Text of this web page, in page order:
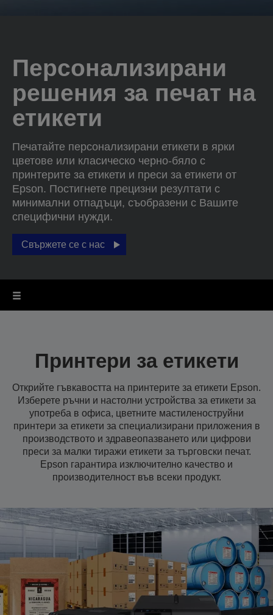
Персонализирани
решения за печат на
етикети
Печатайте персонализирани етикети в ярки
цветове или класическо черно-бяло с
принтерите за етикети и преси за етикети от
Epson. Постигнете прецизни резултати с
минимални отпадъци, съобразени с Вашите
специфични нужди.
Свържете се с нас
Принтери за етикети
Открийте гъвкавостта на принтерите за етикети Epson.
Изберете ръчни и настолни устройства за етикети за
употреба в офиса, цветните мастиленоструйни
принтери за етикети за специализирани приложения в
производството и здравеопазването или цифрови
преси за малки тиражи етикети за търговски печат.
Epson гарантира изключително качество и
производителност във всеки продукт.